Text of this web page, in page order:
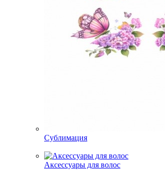
Сублимация
Аксессуары для волос